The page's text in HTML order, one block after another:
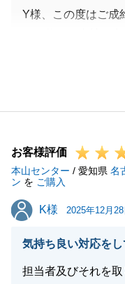
Y様、この度はご成
遠方にお住まいな
だく事が多くあっ
対応いただいたお
また、温かいコメン
ります。
今後も、お客様に
と親しみやすいサー
し上げます。
今後とも何卒よろ
お客様評価
本山センター / 愛知県 名
ン を ご購入
K様
K様 2025年12月28
気持ち良い対応を
担当者及びそれを